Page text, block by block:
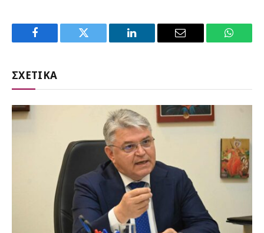
Facebook Twitter LinkedIn Email
ΣΧΕΤΙΚΑ